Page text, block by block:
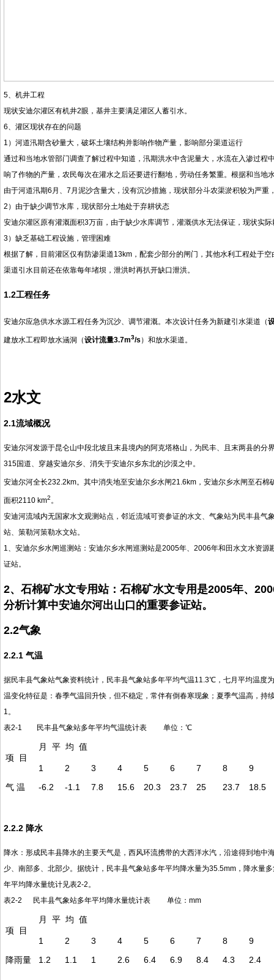
5、机井工程
现状安迪尔灌区有机井2眼，基井主要满足灌区人蓄引水。
6、灌区现状存在的问题
1）河道汛期含砂量大，破坏土壤结构并影响作物产量，影响部分渠道运行
通过和当地水管部门调查了解过程中知道，汛期洪水中含泥量大，水流在入渗过
响了作物的产量，农民每次在灌水之后还要进行翻地，劳动任务繁重。根据和当
由于河道汛期6月、7月泥沙含量大，没有沉沙措施，现状部分斗农渠淤积较为严重
2）由于缺少调节水库，现状部分土地处于弃耕状态
安迪尔灌区原有灌溉面积3万亩，由于缺少水库调节，灌溉供水无法保证，现状实
3）缺乏基础工程设施，管理困难
根据了解，目前灌区仅有防渗渠道13km，配套少部分的闸门，其他水利工程处于
渠道引水目前还在依靠每年堵坝，泄洪时再扒开缺口泄洪。
1.2工程任务
安迪尔应急供水水源工程任务为沉沙、调节灌溉。本次设计任务为新建引水渠道（
建放水工程即放水涵洞（设计流量3.7m3/s ）和放水渠道。
2水文
2.1流域概况
安迪尔河发源于昆仑山中段北坡且末县境内的阿克塔格山，为民丰、且末两县的
315国道、穿越安迪尔乡、消失于安迪尔乡东北的沙漠之中。
安迪尔河全长232.2km。其中消失地至安迪尔乡水闸21.6km，安迪尔乡水闸至石
面积2110 km2。
安迪河流域内无国家水文观测站点，邻近流域可资参证的水文、气象站为民丰县
站、策勒河策勒水文站。
1、安迪尔乡水闸巡测站：安迪尔乡水闸巡测站是2005年、2006年和田水文水资
证站。
2、石棉矿水文专用站：石棉矿水文专用是2005年、
分析计算中安迪尔河出山口的重要参证站。
2.2气象
2.2.1 气温
据民丰县气象站气象资料统计，民丰县气象站多年平均气温11.3℃，七月平均温
温变化特征是：春季气温回升快，但不稳定，常伴有倒春寒现象；夏季气温高，
1。
表2-1 民丰县气象站多年平均气温统计表 单位：℃
项 目
月 平 均 值
1 2 3 4 5 6 7 8
9
气 温
-6.2 -1.1 7.8 15.6 20.3 23.7 25 23.7 18.5
2.2.2 降水
降水：形成民丰县降水的主要天气是，西风环流携带的大西洋水汽，沿途得到地
少、南部多、北部少。据统计，民丰县气象站多年平均降水量为35.5mm，降水
年平均降水量统计见表2-2。
表2-2 民丰县气象站多年平均降水量统计表 单位：mm
项 目
月 平 均 值
1 2 3 4 5 6 7 8
9
降雨量
1.2 1.1 1 2.6 6.4 6.9 8.4 4.3 2.4